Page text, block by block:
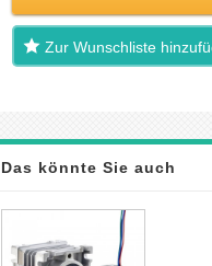
Zur Wunschliste
Das könnte Sie auch
interessieren